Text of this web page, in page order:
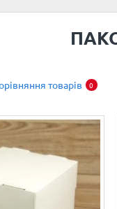
товарів 0